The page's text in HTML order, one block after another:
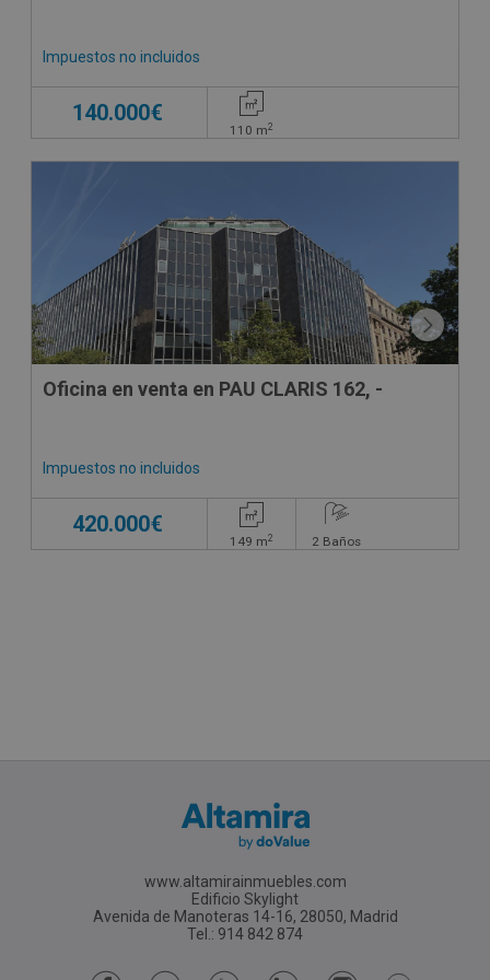
Impuestos no incluidos
140.000€
110 m2
Oficina en venta en PAU CLARIS 162, -
Impuestos no incluidos
420.000€
149 m2 2 Baños
www.altamirainmuebles.com
Edificio Skylight
Avenida de Manoteras 14-16, 28050, Madrid
Tel.: 914 842 874